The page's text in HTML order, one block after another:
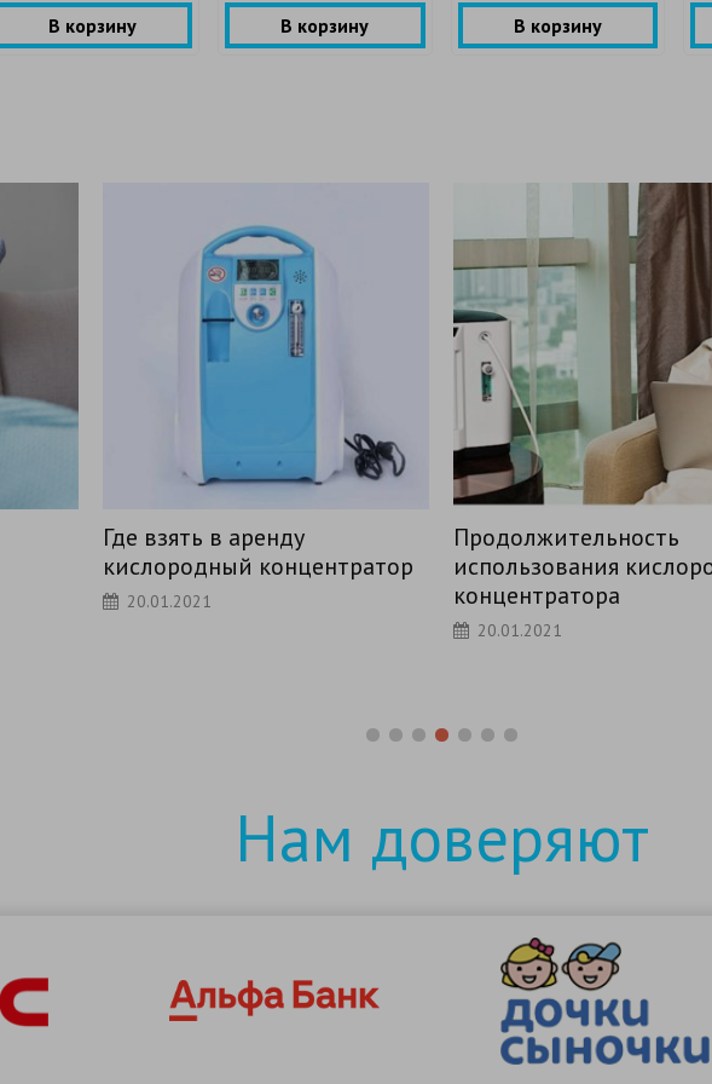
В корзину В корзину В корзину
Продолжительность
использования кислородного
концентратора
Обслуживают без
жаловаться
25.12.2020
Нам доверяют